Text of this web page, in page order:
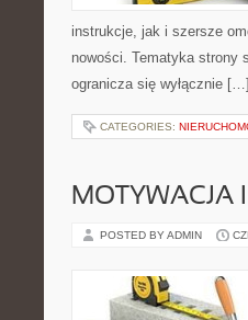
instrukcje, jak i szersze
nowości. Tematyka strony
ogranicza się wyłącznie […]
CATEGORIES:
MOTYWACJA
POSTED BY ADMIN